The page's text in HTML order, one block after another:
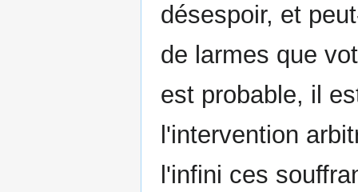
désespoir, et
de larmes que
est probable, il
l'intervention
l'infini ces